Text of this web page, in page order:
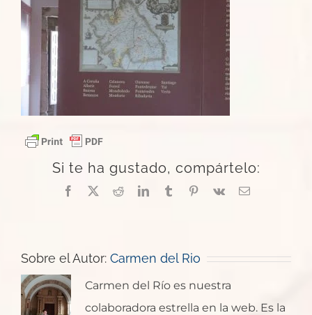
Si te ha gustado, compártelo:
Facebook
X RedditLinkedInTumblrPinterest
Vk
Correo
Sobre el Autor: Carmen del Rio
Carmen del Río es nuestra
colaboradora estrella en la web. Es la